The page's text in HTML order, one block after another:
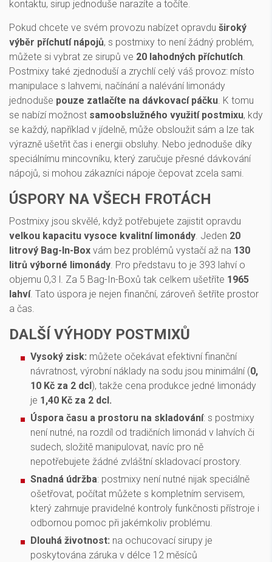
kontaktu, sirup jednoduše narazíte a točíte.
Pokud chcete ve svém provozu nabízet opravdu široký
výběr příchutí nápojů, s postmixy to není žádný problém,
můžete si vybrat ze sirupů ve 20 lahodných příchutích.
Postmixy také zjednoduší a zrychlí celý váš provoz: místo
manipulace s lahvemi, načínání a nalévání limonády
jednoduše pouze zatlačíte na dávkovací páčku. K tomu
se nabízí možnost samoobslužného využití postmixu, kdy
se každý, například v jídelně, může obsloužit sám a lze tak
výrazně ušetřit čas i energii obsluhy. Nebo jednoduše díky
speciálnímu mincovníku, který zaručuje přesné dávkování
nápojů, si mohou zákazníci nápoje čepovat zcela sami.
ÚSPORY NA VŠECH FROTÁCH
Postmixy jsou skvělé, když potřebujete zajistit opravdu
velkou kapacitu vysoce kvalitní limonády. Jeden 20
litrový Bag-In-Box vám bez problémů vystačí až na 130
litrů výborné limonády. Pro představu to je 393 lahví o
objemu 0,3 l. Za 5 Bag-In-Boxů tak celkem ušetříte 1965
lahví. Tato úspora je nejen finanční, zároveň šetříte prostor
a čas.
DALŠÍ VÝHODY POSTMIXŮ
Vysoký zisk: můžete očekávat efektivní finanční
návratnost, výrobní náklady na sodu jsou minimální (0,
10 Kč za 2 dcl), takže cena produkce jedné limonády
je 1,40 Kč za 2 dcl.
Úspora času a prostoru na skladování: s postmixy
není nutné, na rozdíl od tradičních limonád v lahvích či
sudech, složitě manipulovat, navíc pro ně
nepotřebujete žádné zvláštní skladovací prostory.
Snadná údržba: postmixy není nutné nijak speciálně
ošetřovat, počítat můžete s kompletním servisem,
který zahrnuje pravidelné kontroly funkčnosti přístroje i
odbornou pomoc při jakémkoliv problému.
Dlouhá životnost: na ochucovací sirupy je
poskytována záruka v délce 12 měsíců